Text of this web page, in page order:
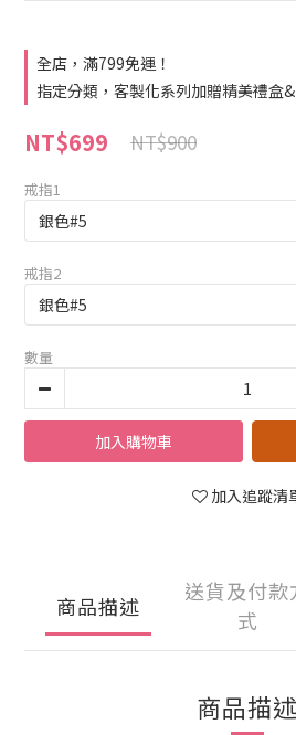
全店，滿799免運！
指定分類，客製化系列加贈精美禮盒&
NT$699 NT$900
戒指1
戒指2
數量
加入購物車
加入追蹤清
商品描述
送貨及付款
式
商品描述